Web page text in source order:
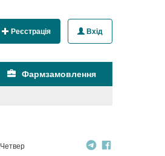
Реєстрація Вхід
Фармзамовлення